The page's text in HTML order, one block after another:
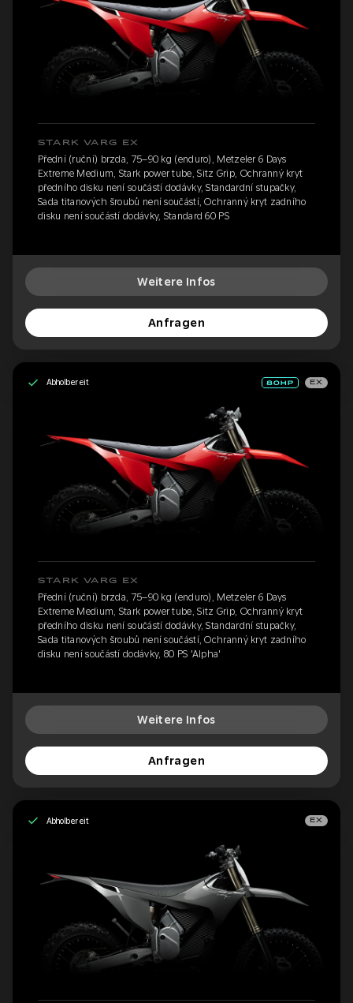
STARK VARG EX
Přední (ruční) brzda, 75–90 kg (enduro), Metzeler 6 Days
Extreme Medium, Stark power tube, Sitz Grip, Ochranný kryt
předního disku není součástí dodávky, Standardní stupačky,
Sada titanových šroubů není součástí, Ochranný kryt zadního
disku není součástí dodávky, Standard 60 PS
Weitere Infos
Anfragen
Abholbereit EX
STARK VARG EX
Přední (ruční) brzda, 75–90 kg (enduro), Metzeler 6 Days
Extreme Medium, Stark power tube, Sitz Grip, Ochranný kryt
předního disku není součástí dodávky, Standardní stupačky,
Sada titanových šroubů není součástí, Ochranný kryt zadního
disku není součástí dodávky, 80 PS 'Alpha'
Weitere Infos
Anfragen
Abholbereit EX